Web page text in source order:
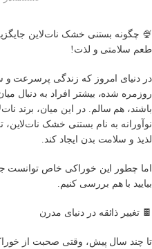
🍨 چگونه بستنی خشک نات‌لاین
طعم سلامتی و لذت!
در دنیای امروز که زندگی پرسرعت و
روزمره شده، بیشتر افراد به دنبال
نوآورانه به نام بستنی خشک
لذیذ و سلامت بدن ایجاد کند.
اما چطور این خوراکی خاص توانست
بیایید با هم بررسی کنیم.
🍫 تغییر ذائقه در دنیای مدرن
تا چند سال پیش، وقتی صحبت از